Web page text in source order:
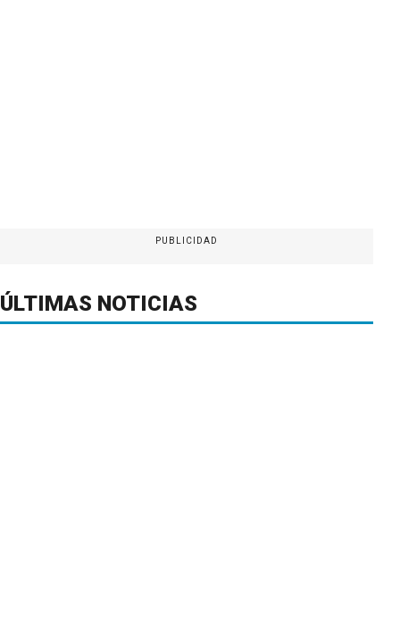
PUBLICIDAD
ÚLTIMAS NOTICIAS